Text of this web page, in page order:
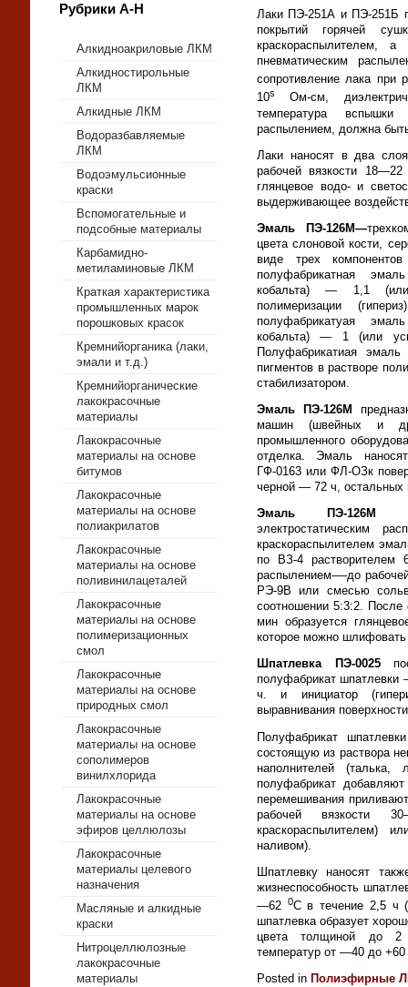
Лаки ПЭ-251А и ПЭ-251Б
по­крытий горячей
краскораспылителем,
пневматическим
сопротивление лака при
10s
Ом-см,
температура вспышки
распылением, должна
Лаки наносят в два
рабочей вязкости
глянцевое во­до- и
выдерживающее
Эмаль ПЭ-126М—
цвета сло­новой кости,
виде трех
полуфабрикатная
кобальта) — 1,1 (или
полимеризации
полуфабрикатyая
кобальта) — 1 (или
Полуфабрикатиая
пигментов в растворе
ста­билизатором.
Эмаль ПЭ-126М
машин (швейных и
промышленного
отделка. Эмаль
ГФ-0163 или ФЛ-ОЗк
черной — 72 ч,
Эмаль ПЭ-126М
электростатическим
краскораспылителем
по ВЗ-4 растворителем
распылением-—до
РЭ-9В или смесью
соотношении 5:3:2.
мин образуется
которое можно шлифовать
Шпатлевка ПЭ-0025
полуфабрикат
ч. и инициатор
выравнивания
Полуфабрикат
состоя­щую из раствора
наполнителей
полуфабрикат
перемешивания
рабочей вязкости
краскораспылителем)
наливом).
Шпат­левку наносят
жизнеспособность
—62 0C в течение 2,5 ч
шпатлевка образует
цвета толщиной до 2
температур от —40 до +60
Posted in Полиэфирные
Рубрики А-Н
Алкидноакриловые ЛКМ
Алкидностирольные
ЛКМ
Алкидные ЛКМ
Водоразбавляемые
ЛКМ
Водоэмульсионные
краски
Вспомогательные и
подсобные материалы
Карбамидно-
метиламиновые ЛКМ
Краткая характеристика
промышленных марок
порошковых красок
Кремнийорганика (лаки,
эмали и т.д.)
Кремнийорганические
лакокрасочные
материалы
Лакокрасочные
материалы на основе
битумов
Лакокрасочные
материалы на основе
полиакрилатов
Лакокрасочные
материалы на основе
поливинилацеталей
Лакокрасочные
материалы на основе
полимеризационных
смол
Лакокрасочные
материалы на основе
природных смол
Лакокрасочные
материалы на основе
сополимеров
винилхлорида
Лакокрасочные
материалы на основе
эфиров целлюлозы
Лакокрасочные
материалы целевого
назначения
Масляные и алкидные
краски
Нитроцеллюлозные
лакокрасочные
материалы